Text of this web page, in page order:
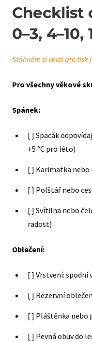
Checklist
0–3, 4–10,
Stáhněte si verzi pro tisk
Pro všechny věkové
Spánek:
[ ] Spacák
+5 °C pro léto)
[ ] Karimatka nebo
[ ] Polštář nebo
[ ] Svítilna nebo
radost)
Oblečení:
[ ] Vrstvení: spodní
[ ] Rezervní
[ ] Pláštěnka nebo
[ ] Pevná obuv do